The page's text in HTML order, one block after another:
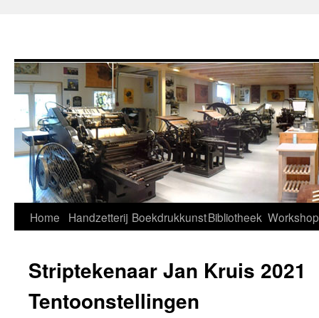
Home Handzetterij BoekdrukkunstBibliotheek
Striptekenaar Jan Kruis 2021
Tentoonstellingen